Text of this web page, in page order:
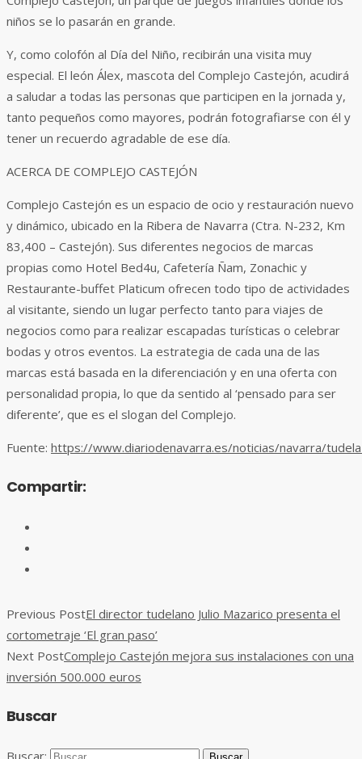
niños se lo pasarán en grande.
Y, como colofón al Día del Niño, recibirán una visita muy
especial. El león Álex, mascota del Complejo Castejón, acudirá
a saludar a todas las personas que participen en la jornada y,
tanto pequeños como mayores, podrán fotografiarse con él y
tener un recuerdo agradable de ese día.
ACERCA DE COMPLEJO CASTEJÓN
Complejo Castejón es un espacio de ocio y restauración nuevo
y dinámico, ubicado en la Ribera de Navarra (Ctra. N-232, Km
83,400 – Castejón). Sus diferentes negocios de marcas
propias como Hotel Bed4u, Cafetería Ñam, Zonachic y
Restaurante-buffet Platicum ofrecen todo tipo de actividades
al visitante, siendo un lugar perfecto tanto para viajes de
negocios como para realizar escapadas turísticas o celebrar
bodas y otros eventos. La estrategia de cada una de las
marcas está basada en la diferenciación y en una oferta con
personalidad propia, lo que da sentido al ‘pensado para ser
diferente’, que es el slogan del Complejo.
Fuente: https://www.diariodenavarra.es/noticias/navarra/
Compartir:
Previous PostEl director tudelano Julio Mazarico presenta el
cortometraje ‘El gran paso’
Next PostComplejo Castejón mejora sus instalaciones con una
inversión 500.000 euros
Buscar
Buscar: